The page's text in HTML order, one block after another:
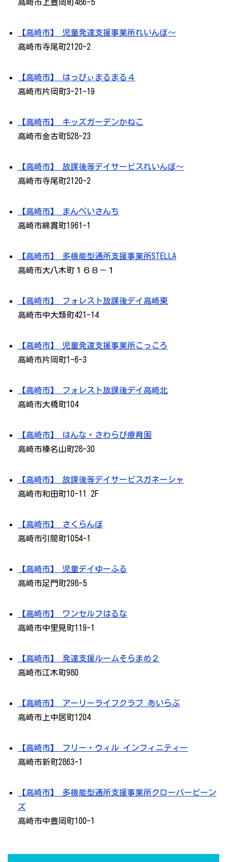
高崎市上豊岡町486-5
【高崎市】 児童発達支援事業所れいんぼ～
高崎市寺尾町2120-2
【高崎市】 はっぴぃまるまる４
高崎市片岡町3-21-19
【高崎市】 キッズガーデンかねこ
高崎市金古町528-23
【高崎市】 放課後等デイサービスれいんぼ～
高崎市寺尾町2120-2
【高崎市】 まんぺいさんち
高崎市綿貫町1961-1
【高崎市】 多機能型通所支援事業所STELLA
高崎市大八木町１６８－１
【高崎市】 フォレスト放課後デイ高崎東
高崎市中大類町421-14
【高崎市】 児童発達支援事業所こっころ
高崎市片岡町1-6-3
【高崎市】 フォレスト放課後デイ高崎北
高崎市大橋町104
【高崎市】 はんな・さわらび療育園
高崎市榛名山町28-30
【高崎市】 放課後等デイサービスガネーシャ
高崎市和田町10-11 2F
【高崎市】 さくらんぼ
高崎市引間町1054-1
【高崎市】 児童デイゆーふる
高崎市足門町298-5
【高崎市】 ワンセルフはるな
高崎市中里見町119-1
【高崎市】 発達支援ルームそらまめ２
高崎市江木町980
【高崎市】 アーリーライフクラブ あいらぶ
高崎市上中居町1204
【高崎市】 フリー・ウィル インフィニティー
高崎市新町2863-1
【高崎市】 多機能型通所支援事業所クローバービーン
ズ
高崎市中豊岡町100-1